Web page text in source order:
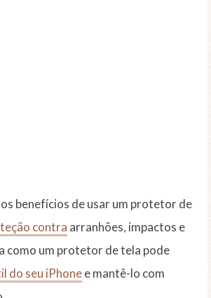
benefícios de usar um protetor de
contra arranhões, impactos e
como um protetor de tela pode
do seu iPhonee mantê-lo com